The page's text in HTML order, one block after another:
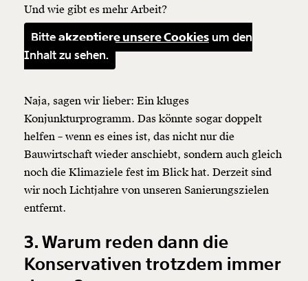
Und wie gibt es mehr Arbeit?
Bitteakzeptiere unsere Cookies um den
Inhalt zu sehen.
Naja, sagen wir lieber: Ein kluges
Konjunkturprogramm. Das könnte sogar doppelt
helfen – wenn es eines ist, das nicht nur die
Bauwirtschaft wieder anschiebt, sondern auch gleich
noch die Klimaziele fest im Blick hat. Derzeit sind
wir noch Lichtjahre von unseren Sanierungszielen
entfernt.
3. Warum reden dann die
Konservativen trotzdem immer